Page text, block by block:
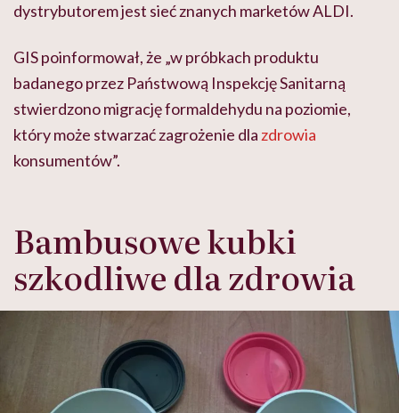
dystrybutorem jest sieć znanych marketów ALDI.
GIS poinformował, że „w próbkach produktu
badanego przez Państwową Inspekcję Sanitarną
stwierdzono migrację formaldehydu na poziomie,
który może stwarzać zagrożenie dlazdrowia
konsumentów”.
Bambusowe kubki
szkodliwe dla zdrowia